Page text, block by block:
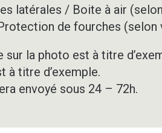
latérales / Boite à air
de fourches
sur la photo est à titre
à titre d’exemple.
envoyé sous 24 – 72h.